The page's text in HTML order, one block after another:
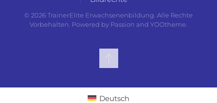
© 2026TrainerElite Erwachsenenbildung. Alle Rechte
Vorbehalten. Powered by Passion and YOOtheme
Deutsch